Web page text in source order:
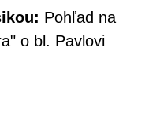
Pohľad na
o bl. Pavlovi